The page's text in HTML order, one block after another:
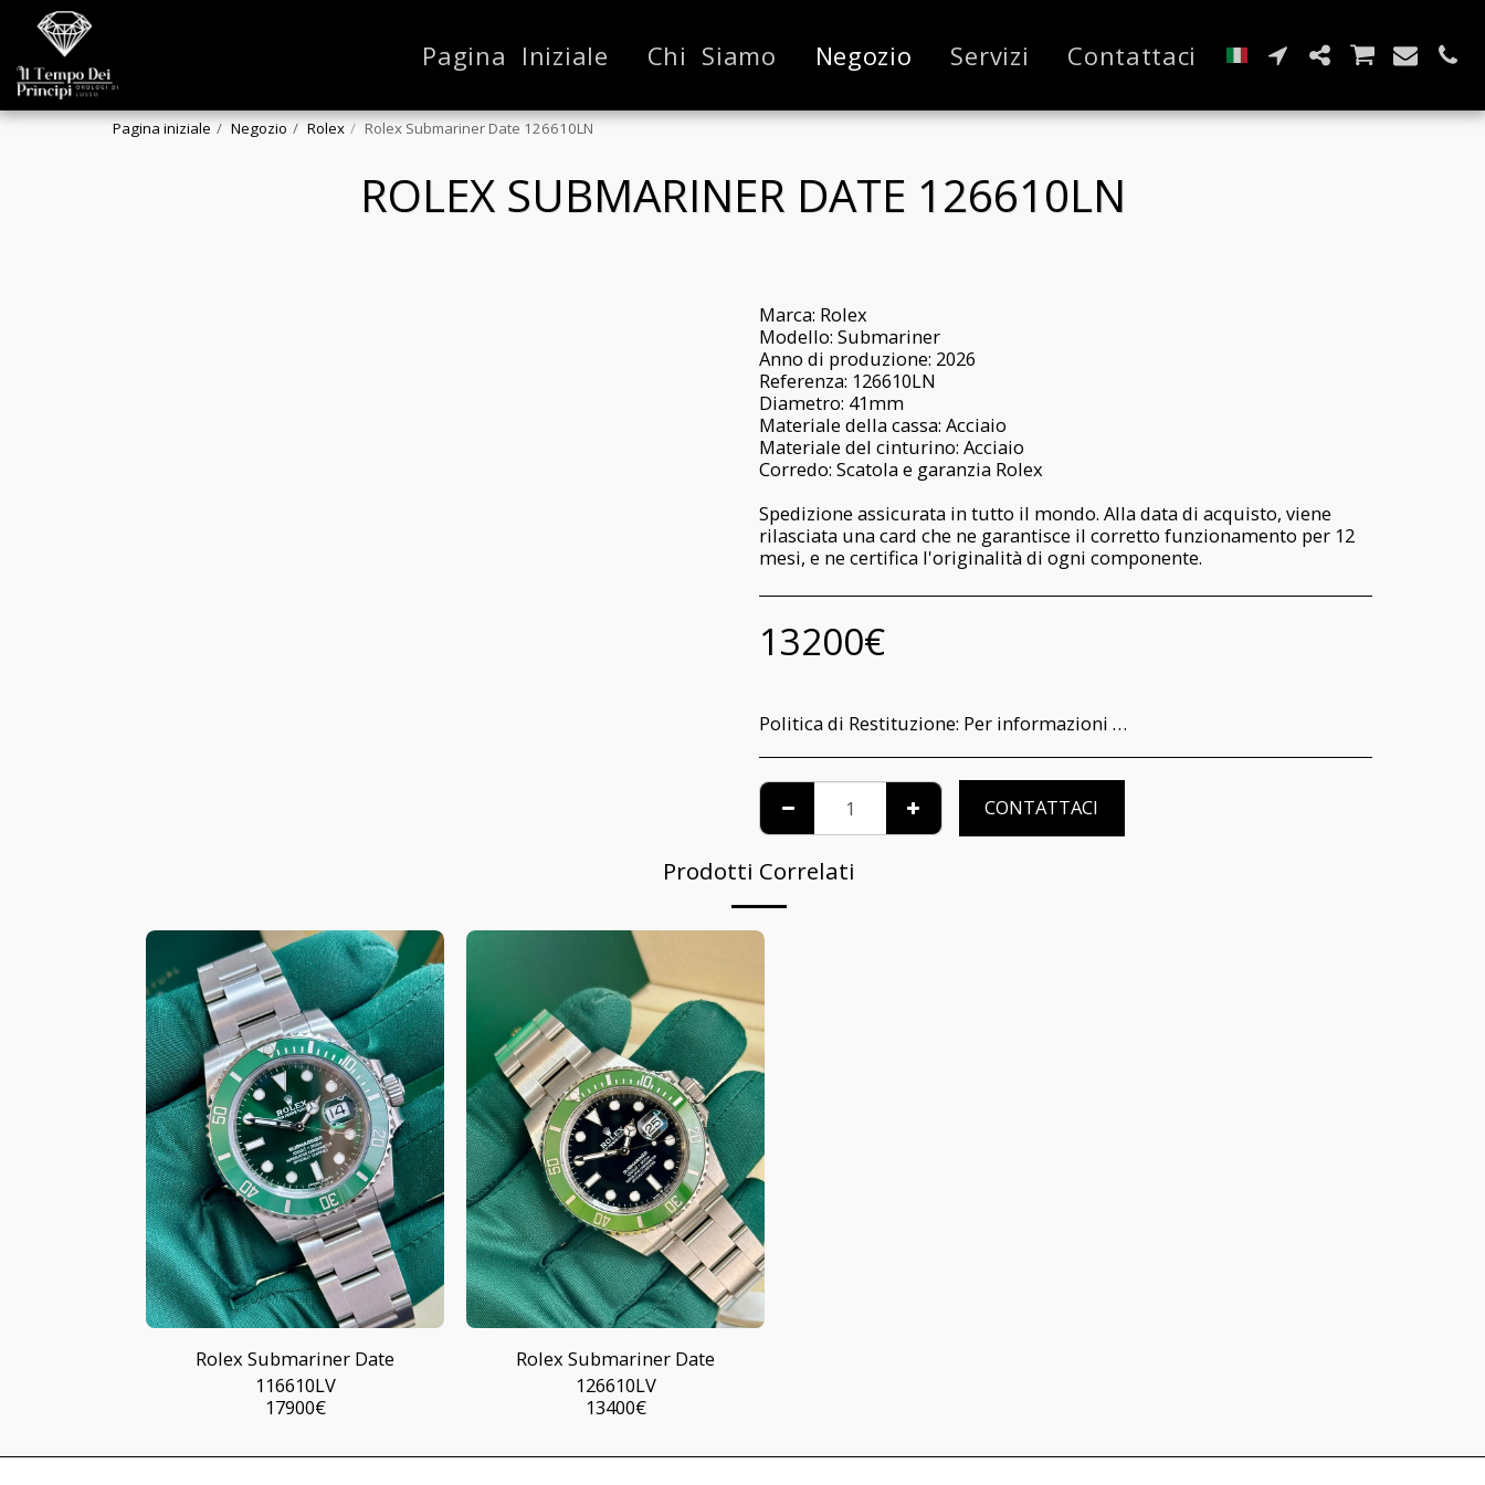
Pagina Iniziale Chi Siamo Negozio Servizi Contattaci
Pagina iniziale Negozio Rolex Rolex Submariner Date 126610LN
ROLEX SUBMARINER DATE 126610LN
Marca: Rolex
Modello: Submariner
Anno di produzione: 2026
Referenza: 126610LN
Diametro: 41mm
Materiale della cassa: Acciaio
Materiale del cinturino: Acciaio
Corredo: Scatola e garanzia Rolex
Spedizione assicurata in tutto il mondo. Alla data di acquisto, viene
rilasciata una card che ne garantisce il corretto funzionamento per 12
mesi, e ne certifica l'originalità di ogni componente.
13200€
Politica di Restituzione: Per informazioni relative al riconoscimento per il consumatore della garanzia di funzionamento e delle modalità di recesso del contratto, è possibile visionare l’informativa completa nella pagina dedicata al seguente link: https://www.iltempodeiprincipi.it/terms
CONTATTACI
Prodotti Correlati
Rolex Submariner Date
116610LV
17900€
Rolex Submariner Date
126610LV
13400€